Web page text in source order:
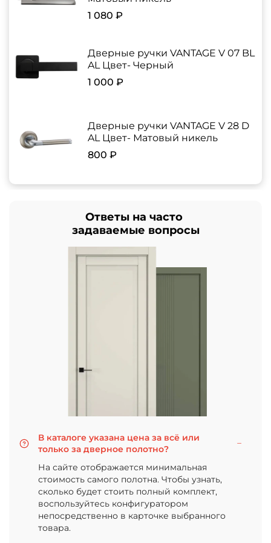
1 080 ₽
Дверные ручки VANTAGE V 07 BL
AL Цвет- Черный
1 000 ₽
Дверные ручки VANTAGE V 28 D
AL Цвет- Матовый никель
800 ₽
Ответы на часто
задаваемые вопросы
В каталоге указана цена за всё или
только за дверное полотно?
На сайте отображается минимальная
стоимость самого полотна. Чтобы узнать,
сколько будет стоить полный комплект,
воспользуйтесь конфигуратором
непосредственно в карточке выбранного
товара.